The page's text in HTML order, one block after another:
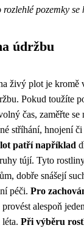
pozemky se
údržbu
živý plot je kromě
Pokud toužíte
čas, zaměřte
stříhání, hnojení či
patří například
tújí. Tyto
dobře snášejí
péči. Pro
alespoň
Při výběru